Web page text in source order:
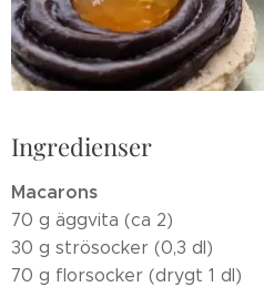
Ingredienser
Macarons
70 g äggvita (ca 2)
30 g strösocker (0,3 dl)
70 g florsocker (drygt 1 dl)